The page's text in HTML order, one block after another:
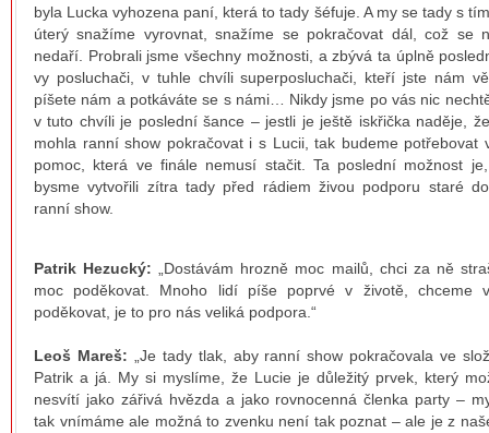
byla Lucka vyhozena paní, která to tady šéfuje. A my se tady s
úterý snažíme vyrovnat, snažíme se pokračovat dál, což se
nedaří. Probrali jsme všechny možnosti, a zbývá ta úplně
vy posluchači, v tuhle chvíli superposluchači, kteří jste nám
píšete nám a potkáváte se s námi… Nikdy jsme po vás nic
v tuto chvíli je poslední šance – jestli je ještě iskřička naděje,
mohla ranní show pokračovat i s Lucii, tak budeme potřebovat
pomoc, která ve finále nemusí stačit. Ta poslední možnost
bysme vytvořili zítra tady před rádiem živou podporu staré
ranní show.
Patrik Hezucký: „Dostávám hrozně moc mailů, chci za ně
moc poděkovat. Mnoho lidí píše poprvé v životě, chceme
poděkovat, je to pro nás veliká podpora.“
Leoš Mareš: „Je tady tlak, aby ranní show pokračovala ve
Patrik a já. My si myslíme, že Lucie je důležitý prvek, který
nesvítí jako zářivá hvězda a jako rovnocenná členka party –
tak vnímáme ale možná to zvenku není tak poznat – ale je z